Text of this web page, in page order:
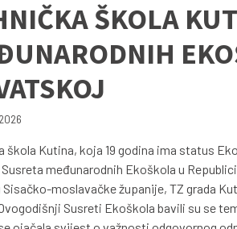
ŠKOLA
škola Kutina, koja 19 godina ima status
međunarodnih Ekoškola u
moslavačke županije, TZ grada
Susreti Ekoškola bavili su se